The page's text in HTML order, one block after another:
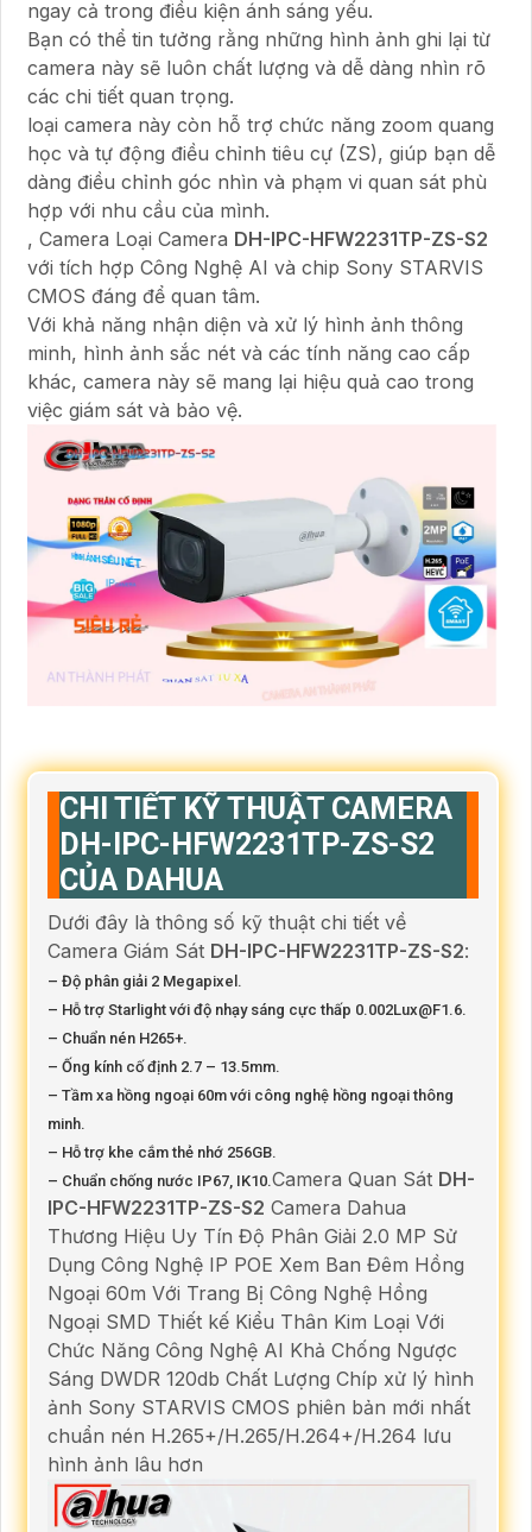
ngay cả trong điều kiện ánh sáng yếu.
Bạn có thể tin tưởng rằng những hình ảnh ghi lại từ
camera này sẽ luôn chất lượng và dễ dàng nhìn rõ
các chi tiết quan trọng.
loại camera này còn hỗ trợ chức năng zoom quang
học và tự động điều chỉnh tiêu cự (ZS), giúp bạn dễ
dàng điều chỉnh góc nhìn và phạm vi quan sát phù
hợp với nhu cầu của mình.
, Camera Loại Camera DH-IPC-HFW2231TP-ZS-S2
với tích hợp Công Nghệ AI và chip Sony STARVIS
CMOS đáng để quan tâm.
Với khả năng nhận diện và xử lý hình ảnh thông
minh, hình ảnh sắc nét và các tính năng cao cấp
khác, camera này sẽ mang lại hiệu quả cao trong
việc giám sát và bảo vệ.
CHI TIẾT KỸ THUẬT CAMERA
DH-IPC-HFW2231TP-ZS-S2
CỦA DAHUA
Dưới đây là thông số kỹ thuật chi tiết về
Camera Giám Sát DH-IPC-HFW2231TP-ZS-S2:
– Độ phân giải 2 Megapixel.
– Hỗ trợ Starlight với độ nhạy sáng cực thấp 0.002Lux@F1.6.
– Chuẩn nén H265+.
– Ống kính cố định 2.7 – 13.5mm.
– Tầm xa hồng ngoại 60m với công nghệ hồng ngoại thông
minh.
– Hỗ trợ khe cắm thẻ nhớ 256GB.
– Chuẩn chống nước IP67, IK10. Camera Quan Sát DH-
IPC-HFW2231TP-ZS-S2 Camera Dahua
Thương Hiệu Uy Tín Độ Phân Giải 2.0 MP Sử
Dụng Công Nghệ IP POE Xem Ban Đêm Hồng
Ngoại 60m Với Trang Bị Công Nghệ Hồng
Ngoại SMD Thiết kế Kiểu Thân Kim Loại Với
Chức Năng Công Nghệ AI Khả Chống Ngược
Sáng DWDR 120db Chất Lượng Chíp xử lý hình
ảnh Sony STARVIS CMOS phiên bản mới nhất
chuẩn nén H.265+/H.265/H.264+/H.264 lưu
hình ảnh lâu hơn